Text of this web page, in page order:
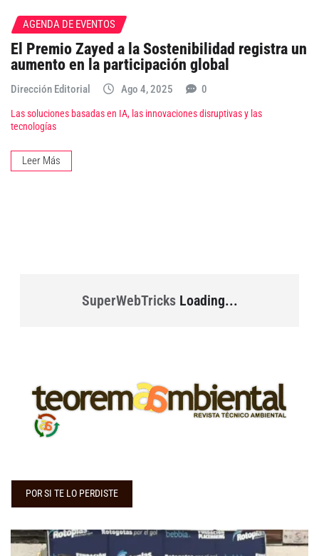
AGENDA DE EVENTOS
El Premio Zayed a la Sostenibilidad registra un
aumento en la participación global
Dirección Editorial Ago 4, 2025 0
Las soluciones basadas en IA, las innovaciones disruptivas y las
tecnologías
Leer Más
SuperWebTricksLoading...
POR SI TE LO PERDISTE